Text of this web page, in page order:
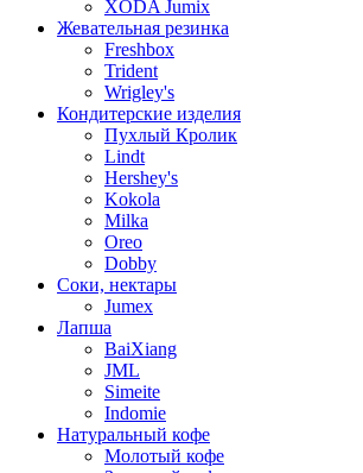
XODA Jumix
Жевательная резинка
Freshbox
Trident
Wrigley's
Кондитерские изделия
Пухлый Кролик
Lindt
Hershey's
Kokola
Milka
Oreo
Dobby
Соки, нектары
Jumex
Лапша
BaiXiang
JML
Simeite
Indomie
Натуральный кофе
Молотый кофе